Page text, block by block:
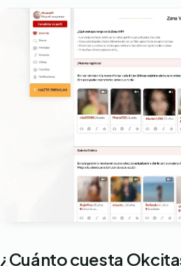
¿Cuánto cuesta